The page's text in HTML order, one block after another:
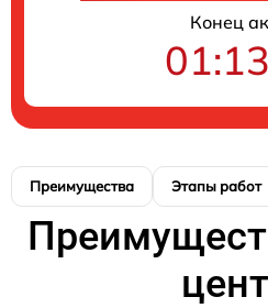
Конец
Преимущества Этапы работ